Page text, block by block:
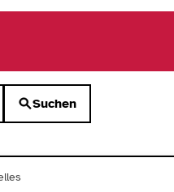
Suchen